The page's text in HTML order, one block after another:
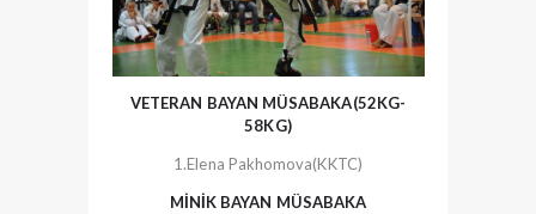
VETERAN BAYAN MÜSABAKA(52KG-
58KG)
1.Elena Pakhomova(KKTC)
MİNİK BAYAN MÜSABAKA